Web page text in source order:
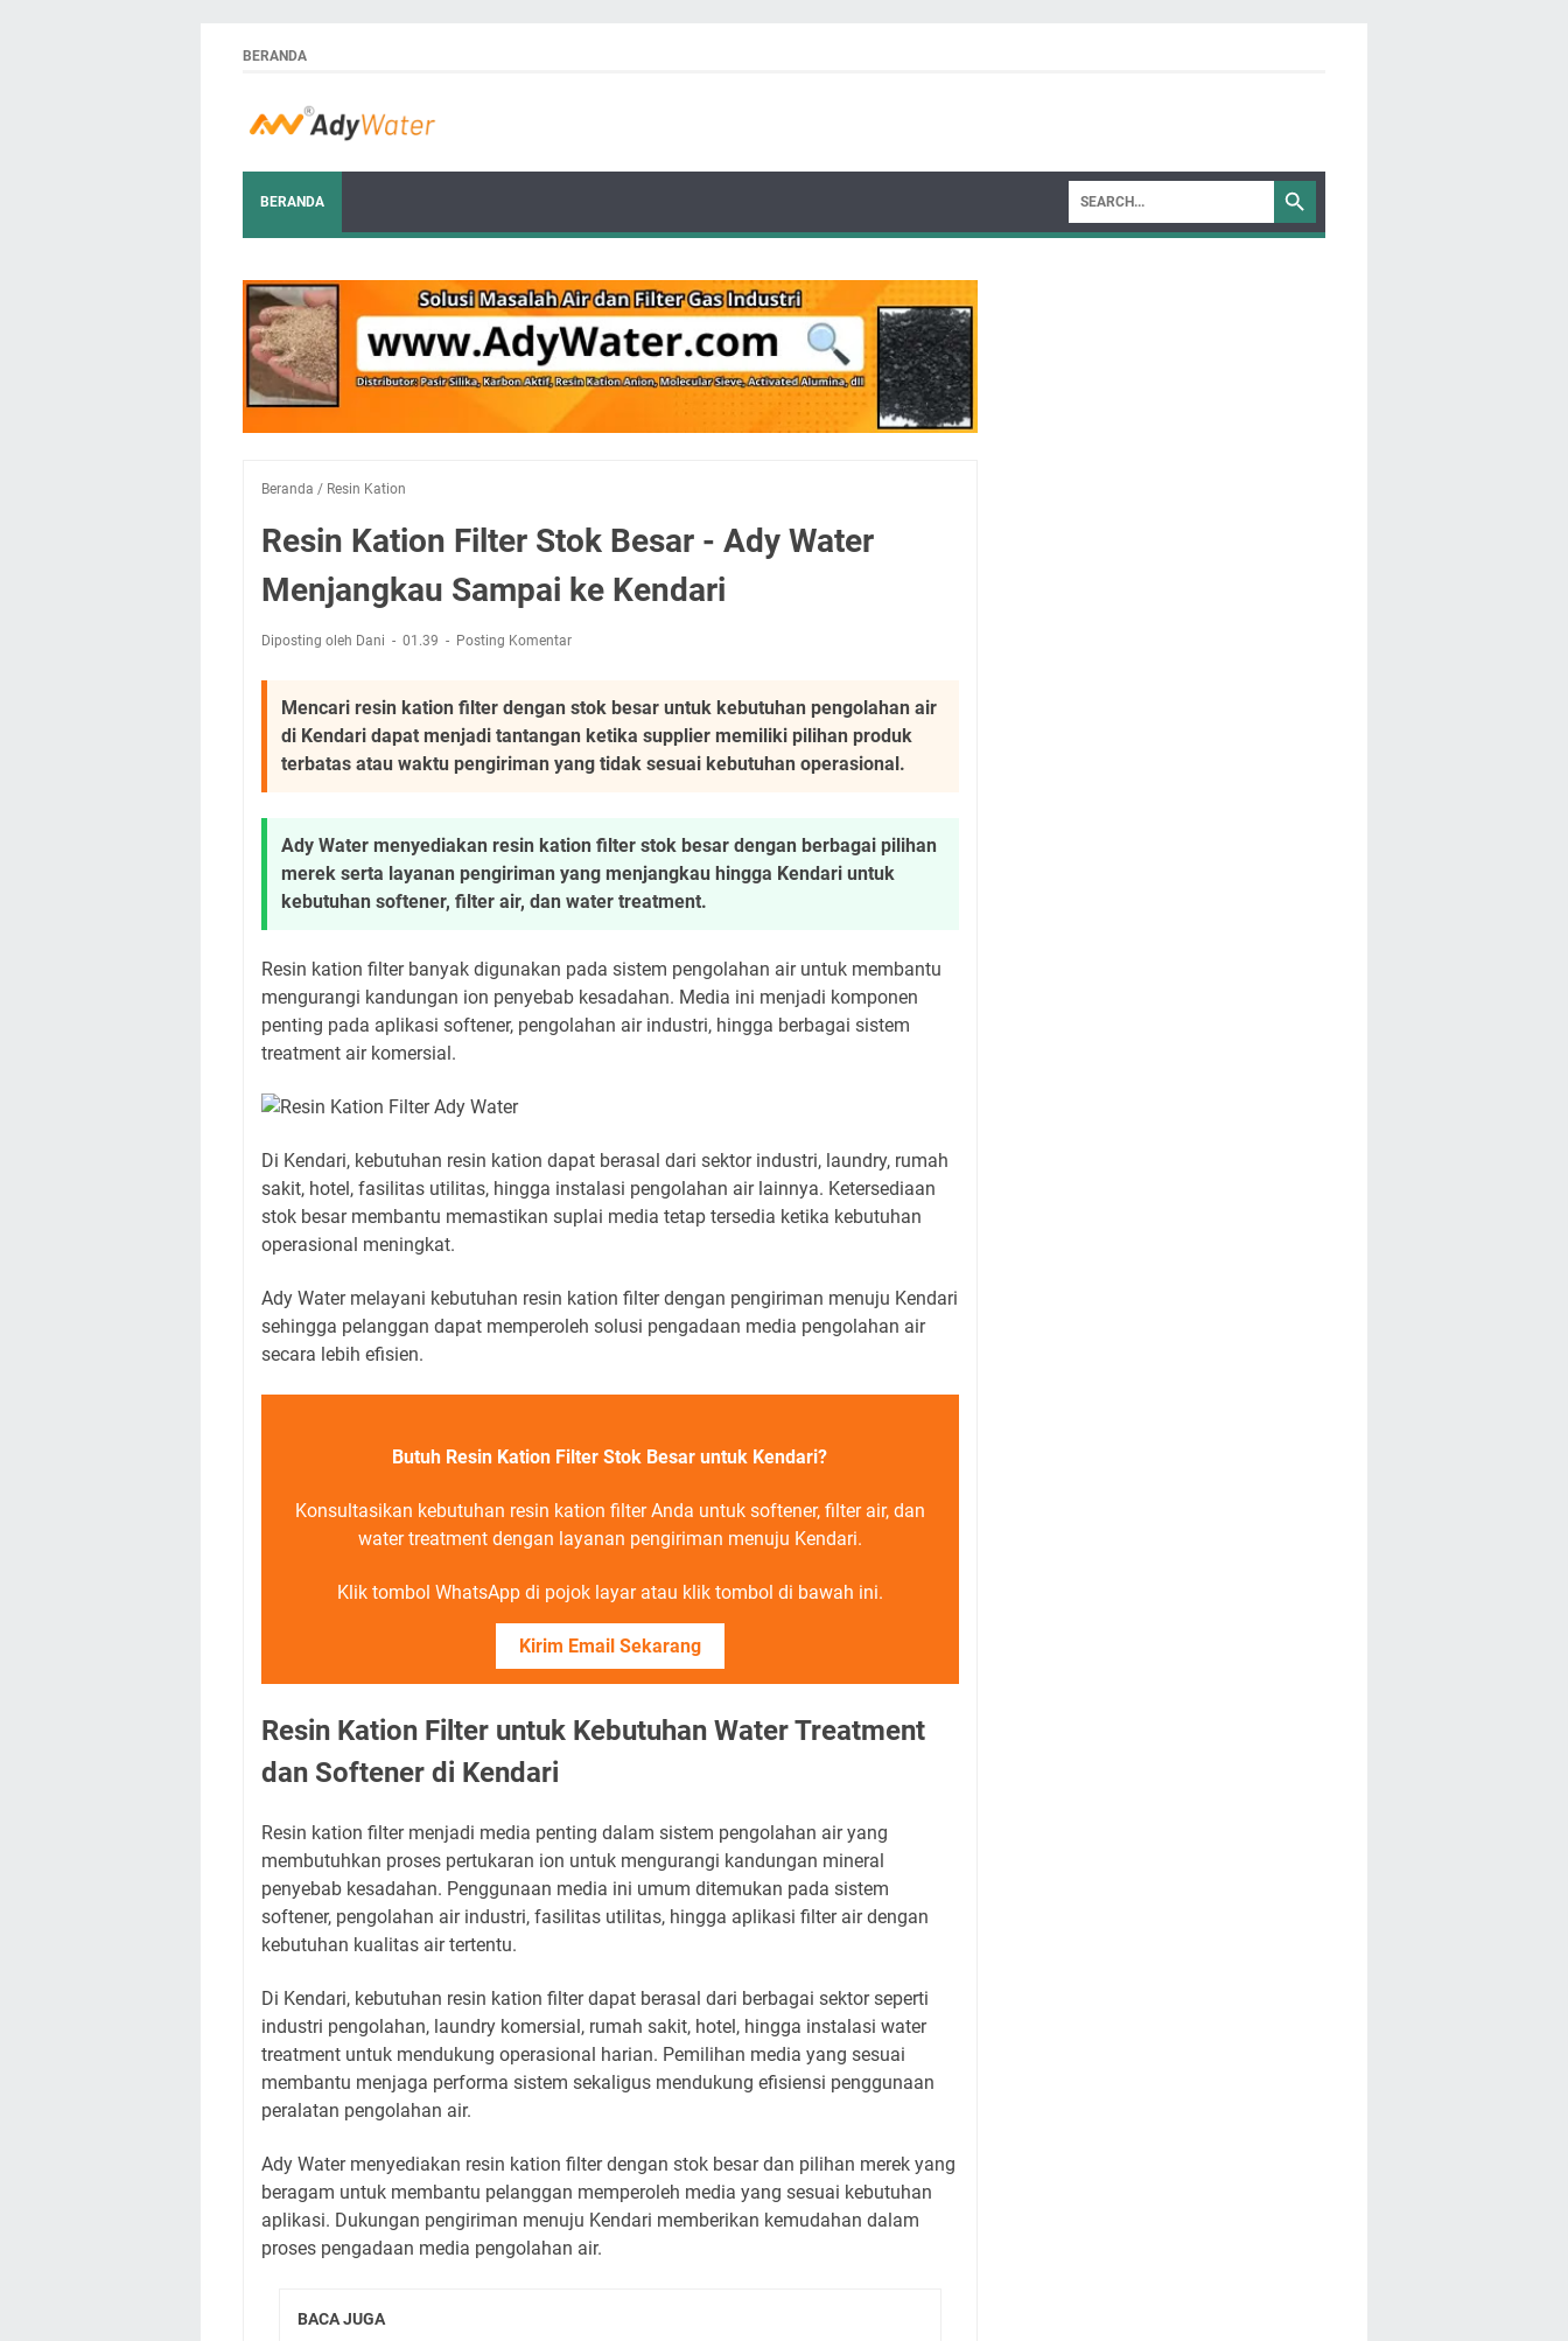
BERANDA
BERANDA
Beranda / Resin Kation
Resin Kation Filter Stok Besar - Ady Water
Menjangkau Sampai ke Kendari
Diposting oleh Dani 01.39 Posting Komentar
Mencari resin kation filter dengan stok besar untuk kebutuhan pengolahan air
di Kendari dapat menjadi tantangan ketika supplier memiliki pilihan produk
terbatas atau waktu pengiriman yang tidak sesuai kebutuhan operasional.
Ady Water menyediakan resin kation filter stok besar dengan berbagai pilihan
merek serta layanan pengiriman yang menjangkau hingga Kendari untuk
kebutuhan softener, filter air, dan water treatment.
Resin kation filter banyak digunakan pada sistem pengolahan air untuk membantu
mengurangi kandungan ion penyebab kesadahan. Media ini menjadi komponen
penting pada aplikasi softener, pengolahan air industri, hingga berbagai sistem
treatment air komersial.
Di Kendari, kebutuhan resin kation dapat berasal dari sektor industri, laundry, rumah
sakit, hotel, fasilitas utilitas, hingga instalasi pengolahan air lainnya. Ketersediaan
stok besar membantu memastikan suplai media tetap tersedia ketika kebutuhan
operasional meningkat.
Ady Water melayani kebutuhan resin kation filter dengan pengiriman menuju Kendari
sehingga pelanggan dapat memperoleh solusi pengadaan media pengolahan air
secara lebih efisien.
Butuh Resin Kation Filter Stok Besar untuk Kendari?
Konsultasikan kebutuhan resin kation filter Anda untuk softener, filter air, dan
water treatment dengan layanan pengiriman menuju Kendari.
Klik tombol WhatsApp di pojok layar atau klik tombol di bawah ini.
Kirim Email Sekarang
Resin Kation Filter untuk Kebutuhan Water Treatment
dan Softener di Kendari
Resin kation filter menjadi media penting dalam sistem pengolahan air yang
membutuhkan proses pertukaran ion untuk mengurangi kandungan mineral
penyebab kesadahan. Penggunaan media ini umum ditemukan pada sistem
softener, pengolahan air industri, fasilitas utilitas, hingga aplikasi filter air dengan
kebutuhan kualitas air tertentu.
Di Kendari, kebutuhan resin kation filter dapat berasal dari berbagai sektor seperti
industri pengolahan, laundry komersial, rumah sakit, hotel, hingga instalasi water
treatment untuk mendukung operasional harian. Pemilihan media yang sesuai
membantu menjaga performa sistem sekaligus mendukung efisiensi penggunaan
peralatan pengolahan air.
Ady Water menyediakan resin kation filter dengan stok besar dan pilihan merek yang
beragam untuk membantu pelanggan memperoleh media yang sesuai kebutuhan
aplikasi. Dukungan pengiriman menuju Kendari memberikan kemudahan dalam
proses pengadaan media pengolahan air.
BACA JUGA